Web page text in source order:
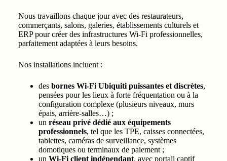
Nous travaillons chaque jour avec des restaurateurs,
commerçants, salons, galeries, établissements culturels et
ERP pour créer des infrastructures Wi‑Fi professionnelles,
parfaitement adaptées à leurs besoins.
Nos installations incluent :
des bornes Wi‑Fi Ubiquiti puissantes et discrètes,
pensées pour les lieux à forte fréquentation ou à la
configuration complexe (plusieurs niveaux, murs
épais, arrière-salles…) ;
un réseau privé dédié aux équipements
professionnels, tel que les TPE, caisses connectées,
tablettes, caméras de surveillance, systèmes
domotiques ou terminaux de paiement ;
un Wi‑Fi client indépendant, avec portail captif